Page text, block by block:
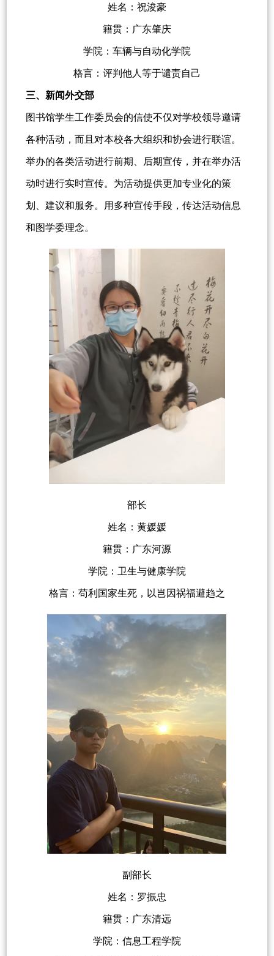
姓名：祝浚豪
籍贯：广东肇庆
学院：车辆与自动化学院
格言：评判他人等于谴责自己
三、新闻外交部
图书馆学生工作委员会的信使不仅对学校领导邀请
各种活动，而且对本校各大组织和协会进行联谊。
举办的各类活动进行前期、后期宣传，并在举办活
动时进行实时宣传。为活动提供更加专业化的策
划、建议和服务。用多种宣传手段，传达活动信息
和图学委理念。
部长
姓名：黄媛媛
籍贯：广东河源
学院：卫生与健康学院
格言：苟利国家生死，以岂因祸福避趋之
副部长
姓名：罗振忠
籍贯：广东清远
学院：信息工程学院